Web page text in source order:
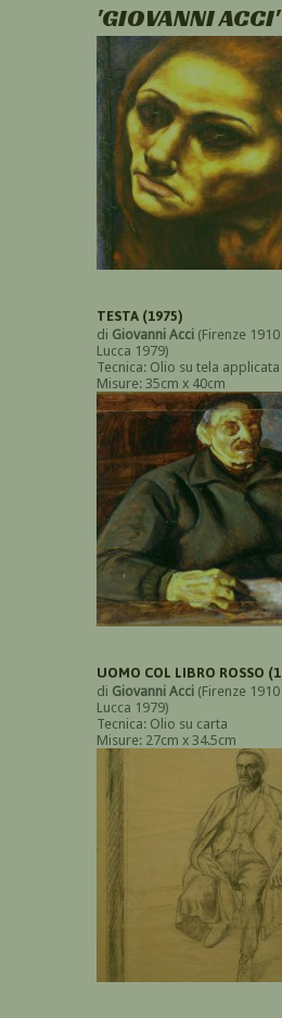
'GIOVANNI ACCI'
TESTA (1975)
di Giovanni Acci (Firenze
Lucca 1979)
Tecnica: Olio su tela
Misure: 35cm x 40cm
UOMO COL LIBRO ROSSO
di Giovanni Acci (Firenze
Lucca 1979)
Tecnica: Olio su carta
Misure: 27cm x 34.5cm